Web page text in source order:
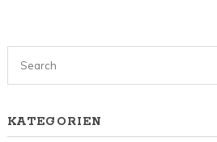
KATEGORIEN